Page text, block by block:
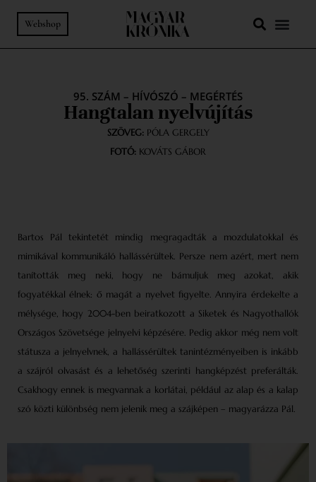
Webshop
95. SZÁM – HÍVÓSZÓ – MEGÉRTÉS
Hangtalan nyelvújítás
SZÖVEG:PÓLA GERGELY
FOTÓ: KOVÁTS GÁBOR
Bartos Pál tekintetét mindig megragadták a mozdulatokkal és
mimikával kommunikáló hallássérültek. Persze nem azért, mert nem
tanították meg neki, hogy ne bámuljuk meg azokat, akik
fogyatékkal élnek: ő magát a nyelvet figyelte. Annyira érdekelte a
mélysége, hogy 2004-ben beiratkozott a Siketek és Nagyothallók
Országos Szövetsége jelnyelvi képzésére. Pedig akkor még nem volt
státusza a jelnyelvnek, a hallássérültek tanintézményeiben is inkább
a szájról olvasást és a lehetőség szerinti hangképzést preferálták.
Csakhogy ennek is megvannak a korlátai, például az alap és a kalap
szó közti különbség nem jelenik meg a szájképen – magyarázza Pál.